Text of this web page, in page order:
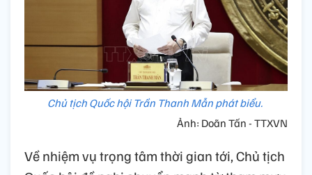
Chủ tịch Quốc hội Trần Thanh Mẫn phát biểu.
Ảnh: Doãn Tấn - TTXVN
Về nhiệm vụ trọng tâm thời gian tới, Chủ tịch